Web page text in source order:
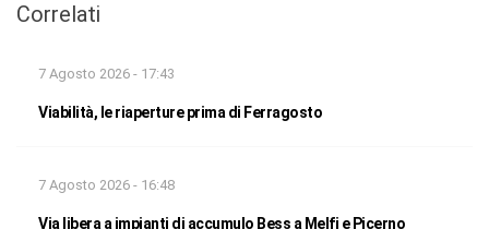
Correlati
7 Agosto 2026 - 17:43
Viabilità, le riaperture prima di Ferragosto
7 Agosto 2026 - 16:48
Via libera a impianti di accumulo Bess a Melfi e Picerno